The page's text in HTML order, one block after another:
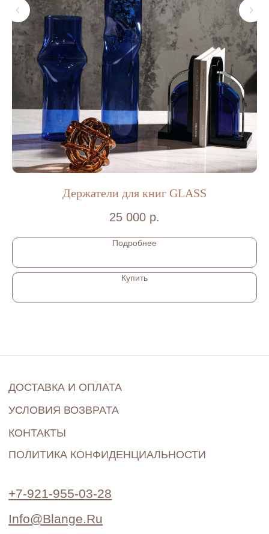
Держатели для книг GLASS
25 000 р.
Подробнее
Купить
BLANGE SHOP © 2022-2024
Info@blange.ru
График работы:
ПОЛИТИКА КОНФИДЕНЦИАЛЬНОСТИ
УСЛОВИЯ ВОЗВРАТА
ДОСТАВКА И ОПЛАТА
+7-921-955-03-28
КОНТАКТЫ